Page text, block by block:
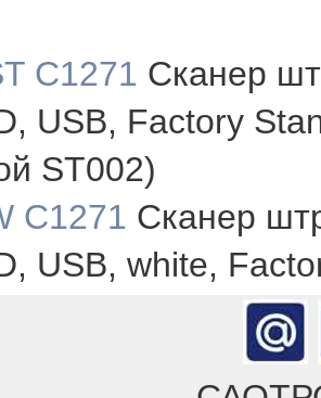
C1271 Сканер
USB, Factory
ST002)
C1271 Сканер
USB, white,